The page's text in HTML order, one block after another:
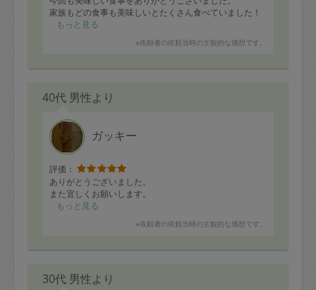
家族もどの食事も美味しいとたくさん食べていました！
もっと見る
※依頼者の依頼当時の主観的な感想です。
40代 男性より
ガッキー
評価：
ありがとうございました。
また宜しくお願いします。
もっと見る
※依頼者の依頼当時の主観的な感想です。
30代 男性より